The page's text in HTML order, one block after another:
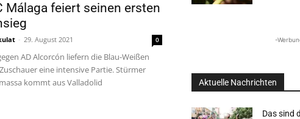
Málaga feiert seinen ersten
- 29. August 2021 0
AD Alcorcón liefern die Blau-Weißen
eine intensive Partie. Stürmer
kommt aus Valladolid
-
Aktuelle Nachrichten
Das sind